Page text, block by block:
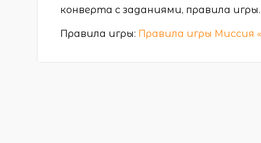
конверта с заданиями, правила игры.
Правила игры: Правила игры Миссия